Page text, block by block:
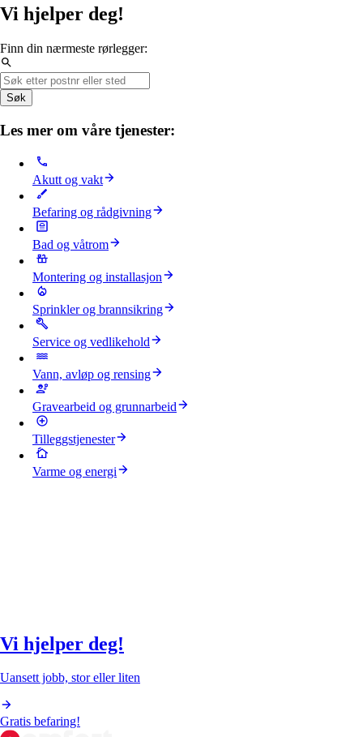
Vi hjelper deg!
Finn din nærmeste rørlegger:
Søk
Les mer om våre tjenester:
Akutt og vakt
Befaring og rådgivning
Bad og våtrom
Montering og installasjon
Sprinkler og brannsikring
Service og vedlikehold
Vann, avløp og rensing
Gravearbeid og grunnarbeid
Tilleggstjenester
Varme og energi
Vi hjelper deg!
Uansett jobb, stor eller liten
Gratis befaring!